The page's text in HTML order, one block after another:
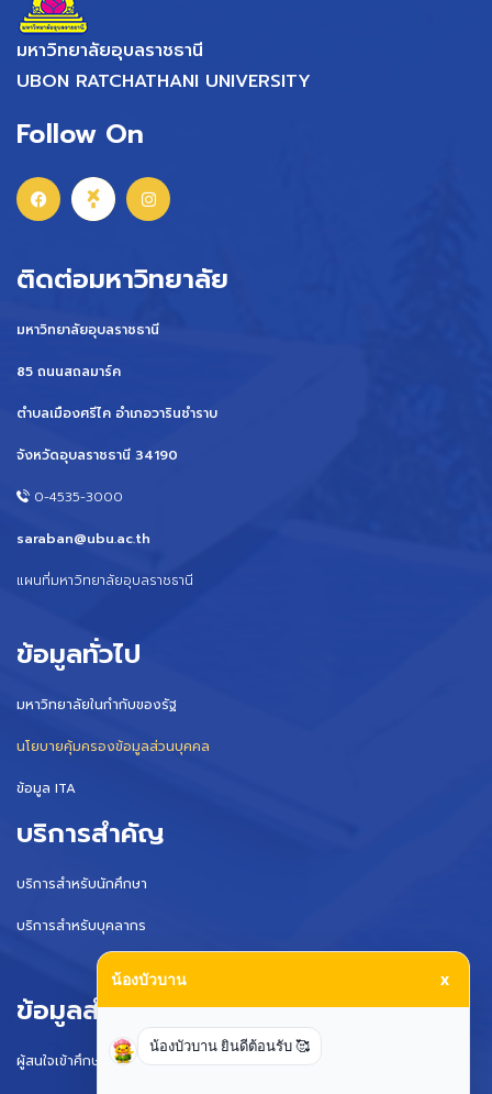
มหาวิทยาลัยอุบลราชธานี
UBON RATCHATHANI UNIVERSITY
Follow On
ติดต่อมหาวิทยาลัย
มหาวิทยาลัยอุบลราชธานี
85 ถนนสถลมาร์ค
ตำบลเมืองศรีไค อำเภอวารินชำราบ
จังหวัดอุบลราชธานี 34190
0-4535-3000
saraban@ubu.ac.th
แผนที่มหาวิทยาลัยอุบลราชธานี
ข้อมูลทั่วไป
มหาวิทยาลัยในกำกับของรัฐ
นโยบายคุ้มครองข้อมูลส่วนบุคคล
ข้อมูล ITA
บริการสำคัญ
บริการสำหรับนักศึกษา
บริการสำหรับบุคลากร
ข้อมูลสำหรับ
ผู้สนใจเข้าศึกษา
น้องบัวบาน x
น้องบัวบาน ยินดีต้อนรับ 🥰